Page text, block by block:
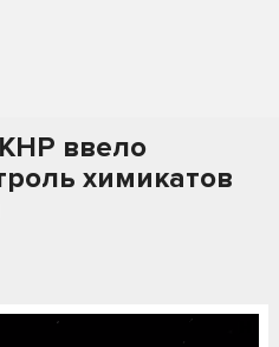
ввело
химикатов